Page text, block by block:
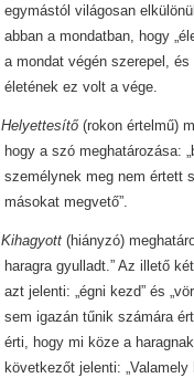
egymástól világosan
abban a mondatban, hogy
a mondat végén szerepel,
életének ez volt a vége.
Helyettesítő (rokon értelmű)
hogy a szó meghatározása:
személynek meg nem értett
másokat megvető”.
Kihagyott (hiányzó)
haragra gyulladt.” Az illető
azt jelenti: „égni kezd” és
sem igazán tűnik számára
érti, hogy mi köze a
következőt jelenti: